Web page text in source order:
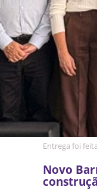
Entrega foi
Novo